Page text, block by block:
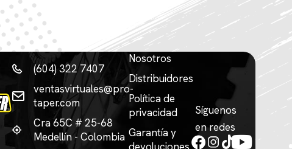
(604) 322 7407
ventasvirtuales@pro-
taper.com
Cra 65C # 25-68
Medellín - Colombia
Nosotros
Distribuidores
Política de
privacidad
Garantía y
Síguenos
en redes